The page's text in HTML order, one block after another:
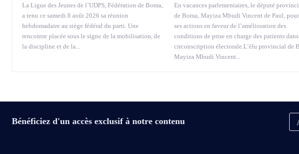
La Ligue des Jeunes de l’UDPS, Fédération de Boma,
a tenu ce samedi 8 août 2026 sa réunion
hebdomadaire au siège fédéral du parti. Une
rencontre placée sous le signe de la mobilisation, de
la discipline et de la...
En vacances parlementaires, le député
de Boma, Mayiza Mbudi Vincent de Paul,
ses actions en faveur de l’amélioration des
conditions de prise en charge des patients dans
circonscription électorale.L’élu provincial de
Mayiza Mbudi Vincent...
Bénéficiez d'un accès exclusif à notre contenu